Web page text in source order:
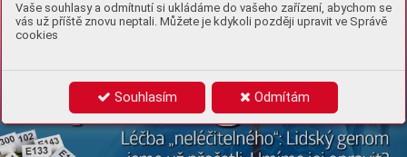
Vaše souhlasy a odmítnutí si ukládáme do vašeho zařízení, abychom se
vás už příště znovu neptali. Můžete je kdykoli později upravit ve Správě
cookies
Souhlasím Odmítám